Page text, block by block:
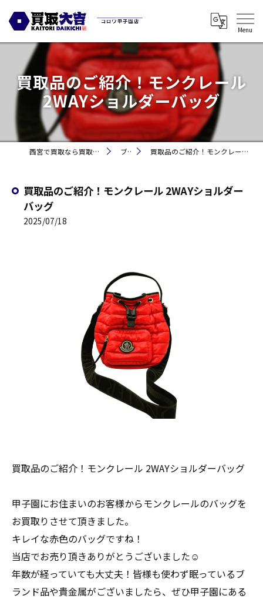
買取品のご紹介！モンクレール
2WAYショルダーバッグ
西宮で買取なら買取大吉コロワ甲子園店 ブログ 買取品のご紹介！モンクレール 2WAYショルダーバッグ
買取品のご紹介！モンクレール 2WAYショルダー
バッグ
2025/07/18
買取品のご紹介！モンクレール 2WAYショルダーバッグ
甲子園にお住まいのお客様からモンクレールのバッグを
お買取りさせて頂きました。
キレイな赤色のバッグですね！
当店でお売り頂きありがとうございました☺
年数が経っていても大丈夫！皆様も使わず眠っているブ
ランド品や貴金属がございましたら、ぜひ甲子園にある